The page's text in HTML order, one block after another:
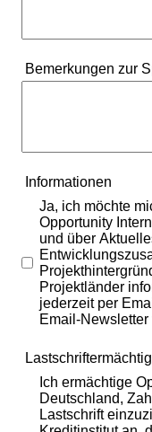
Bemerkungen zur
Informationen
Ja, ich möchte
Opportunity
und über
Projektländer
jederzeit per
Email-
Ich ermächtige
Deutschland,
Lastschrift